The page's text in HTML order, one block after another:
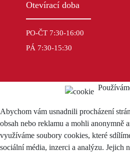
Otevírací doba
PO-ČT 7:30-16:00
PÁ 7:30-15:30
Abychom vám usnadnili procházení
obsah nebo reklamu a mohli anonymně
využíváme soubory cookies, které
sociální média, inzerci a analýzu. Jejich